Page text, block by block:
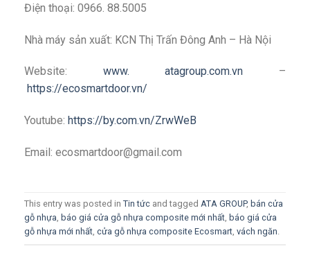
Điện thoại: 0966. 88.5005
Nhà máy sản xuất: KCN Thị Trấn Đông Anh – Hà Nội
Website: www. atagroup.com.vn –
https://ecosmartdoor.vn/
Youtube: https://by.com.vn/ZrwWeB
Email: ecosmartdoor@gmail.com
This entry was posted in Tin tức and tagged ATA GROUP, bán cửa
gỗ nhựa, báo giá cửa gỗ nhựa composite mới nhất, báo giá cửa
gỗ nhựa mới nhất, cửa gỗ nhựa composite Ecosmart, vách ngăn.